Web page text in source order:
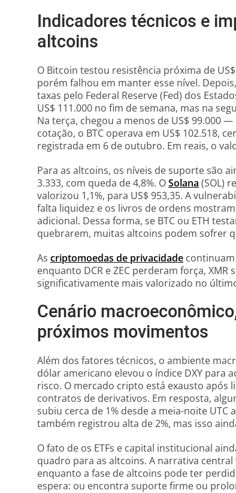
Indicadores técnicos e
altcoins
O Bitcoin testou resistência próxima de
porém falhou em manter esse nível.
taxas pelo Federal Reserve (Fed) dos
US$ 111.000 no fim de semana, mas na
Na terça, chegou a menos de US$ 99.000
cotação, o BTC operava em US$ 102.518,
registrada em 6 de outubro. Em reais, o
Para as altcoins, os níveis de suporte são
3.333, com queda de 4,8%. OSolana (SOL)
valorizou 1,1%, para US$ 953,35. A
falta liquidez e os livros de ordens
adicional. Dessa forma, se BTC ou ETH
quebrarem, muitas altcoins podem sofrer
As criptomoedas de privacidade
enquanto DCR e ZEC perderam força,
significativamente mais valorizado no
Cenário
próximos movimentos
Além dos fatores técnicos, o ambiente
dólar americano elevou o índice DXY para
risco. O mercado cripto está exausto após
contratos de derivativos. Em resposta,
subiu cerca de 1% desde a meia-noite
também registrou alta de 2%, mas isso
O fato de os ETFs e capital institucional
quadro para as altcoins. A narrativa
enquanto a fase de altcoins pode ter
espera: ou encontra suporte firme ou